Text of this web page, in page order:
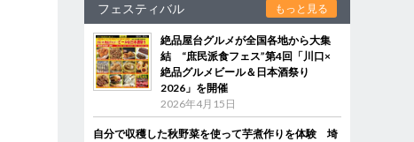
フェスティバル もっと見る
絶品屋台グルメが全国各地から大集
結 “庶民派食フェス”第4回「川口×
絶品グルメビール＆日本酒祭り
2026」を開催
2026年4月15日
自分で収穫した秋野菜を使って芋煮作りを体験 埼